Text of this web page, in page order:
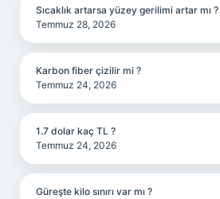
Sıcaklık artarsa yüzey gerilimi artar mı ?
Temmuz 28, 2026
Karbon fiber çizilir mi ?
Temmuz 24, 2026
1.7 dolar kaç TL ?
Temmuz 24, 2026
Güreşte kilo sınırı var mı ?